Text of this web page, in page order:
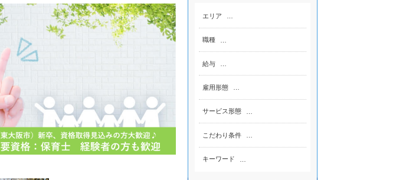
エリア
職種
給与
雇用形態
サービス形態
こだわり条件
キーワード